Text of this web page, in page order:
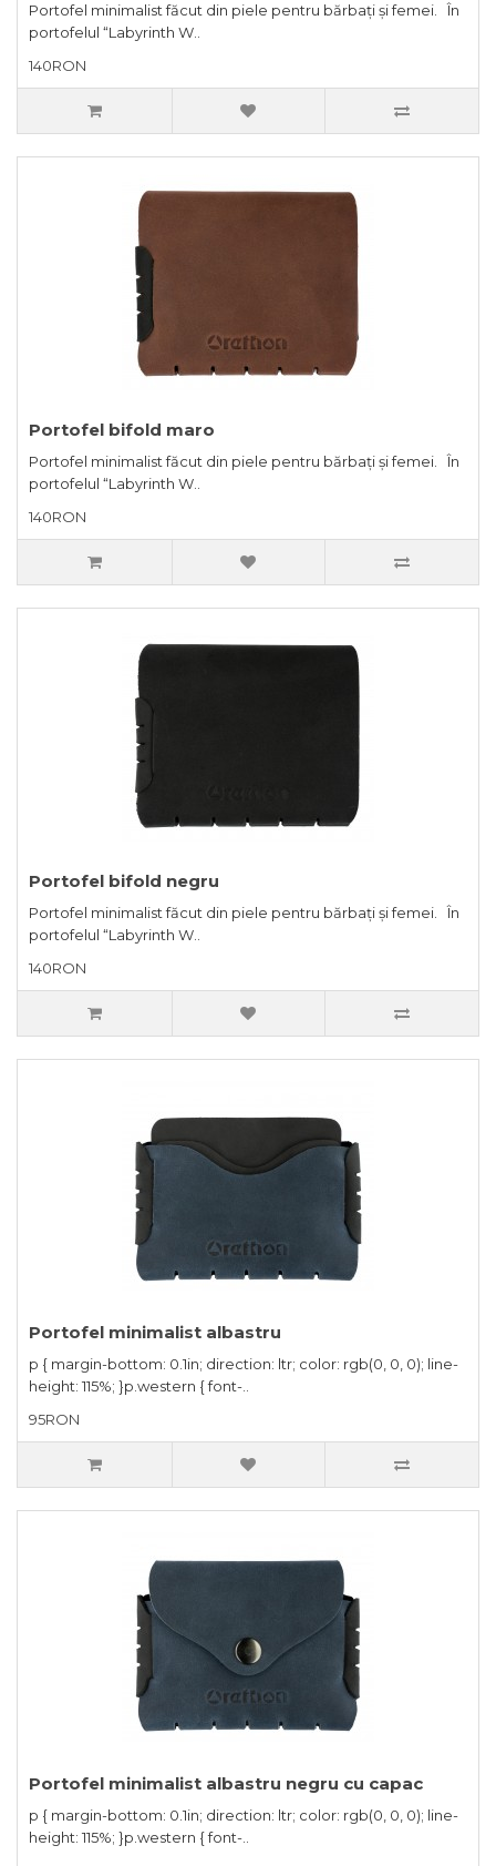
Portofel minimalist făcut din piele pentru bărbați și femei. În
portofelul “Labyrinth W..
140RON
Portofel bifold maro
Portofel minimalist făcut din piele pentru bărbați și femei. În
portofelul “Labyrinth W..
140RON
Portofel bifold negru
Portofel minimalist făcut din piele pentru bărbați și femei. În
portofelul “Labyrinth W..
140RON
Portofel minimalist albastru
p { margin-bottom: 0.1in; direction: ltr; color: rgb(0, 0, 0); line-
height: 115%; }p.western { font-..
95RON
Portofel minimalist albastru negru cu capac
p { margin-bottom: 0.1in; direction: ltr; color: rgb(0, 0, 0); line-
height: 115%; }p.western { font-..